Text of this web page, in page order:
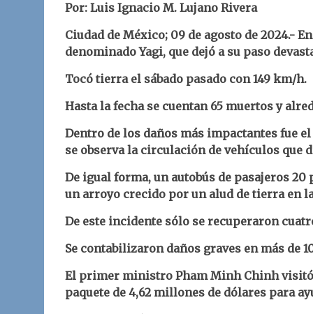
Por: Luis Ignacio M. Lujano Rivera
Ciudad de México; 09 de agosto de 2024.-
denominado Yagi, que dejó a su paso
Tocó tierra el sábado pasado con 149 km/h.
Hasta la fecha se cuentan 65 muertos y
Dentro de los daños más impactantes fue
se observa la circulación de vehículos que
De igual forma, un autobús de pasajeros
un arroyo crecido por un alud de tierra en
De este incidente sólo se recuperaron
Se contabilizaron daños graves en más de
El primer ministro Pham Minh Chinh
paquete de 4,62 millones de dólares para